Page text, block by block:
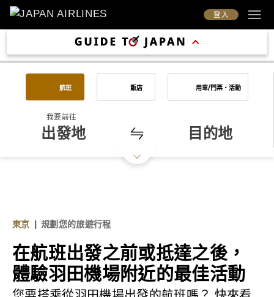
登入
航班 飯店 用車/門票・活動
我要前往
出發地 目的地
東京 | 規劃您的旅遊行程
在航班出發之前或抵達之後，
體驗羽田機場附近的最佳活動